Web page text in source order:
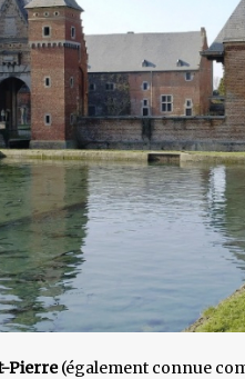
Pierre(également connue